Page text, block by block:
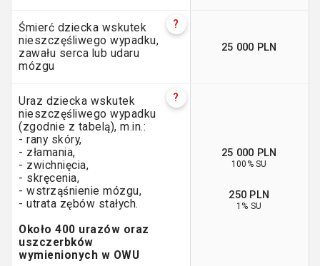
Śmierć dziecka wskutek
nieszczęśliwego wypadku,
zawału serca lub udaru
mózgu
?
25 000 PLN
Uraz dziecka wskutek
nieszczęśliwego wypadku
(zgodnie z tabelą), m.in.:
- rany skóry,
- złamania,
- zwichnięcia,
- skręcenia,
- wstrząśnienie mózgu,
- utrata zębów stałych.
Około 400 urazów oraz
uszczerbków
wymienionych w OWU
?
25 000 PLN
100% SU
250 PLN
1% SU